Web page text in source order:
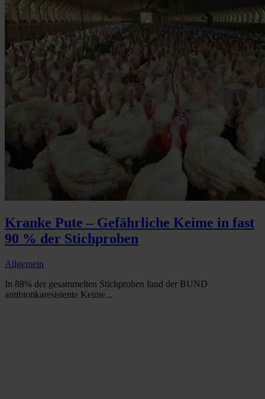
Kranke Pute – Gefährliche Keime in fast
90 % der Stichproben
Allgemein
In 88% der gesammelten Stichproben fand der BUND
antibiotikaresistente Keime...